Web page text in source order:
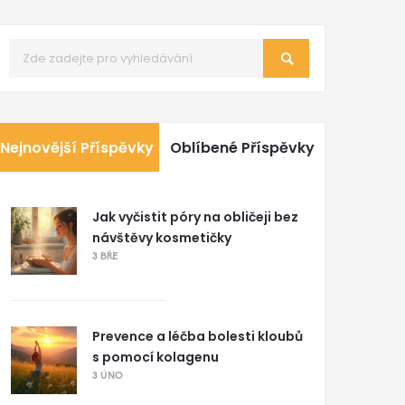
Nejnovější Příspěvky Oblíbené Příspěvky
Jak vyčistit póry na obličeji bez
návštěvy kosmetičky
3 BŘE
Prevence a léčba bolesti kloubů
s pomocí kolagenu
3 ÚNO